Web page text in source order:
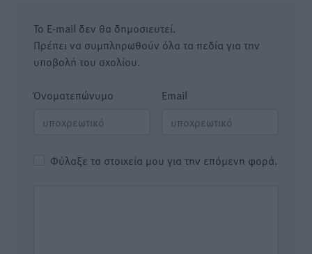
Το E-mail δεν θα δημοσιευτεί.
Πρέπει να συμπληρωθούν όλα τα πεδία για την
υποβολή του σχολίου.
Όνοματεπώνυμο Email
Φύλαξε τα στοιχεία μου για την επόμενη φορά.